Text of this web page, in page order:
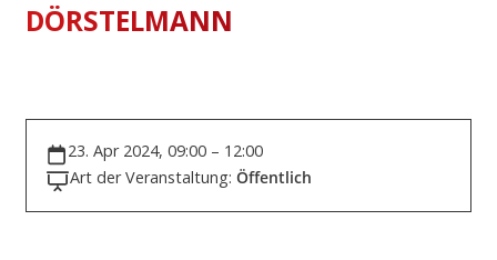
DÖRSTELMANN
23. Apr 2024, 09:00 – 12:00
Art der Veranstaltung: Öffentlich